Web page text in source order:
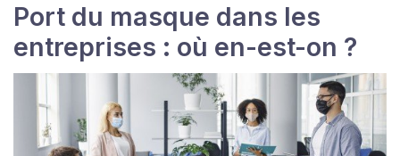
Port du masque dans les
entreprises : où en-est-on ?